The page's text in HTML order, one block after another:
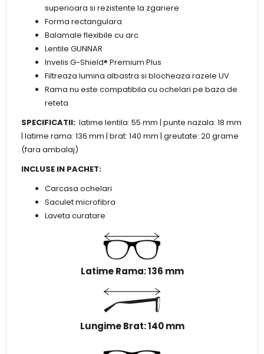
superioara si rezistente la zgariere
Forma rectangulara
Balamale flexibile cu arc
Lentile GUNNAR
Invelis G-Shield® Premium Plus
Filtreaza lumina albastra si blocheaza razele UV
Rama nu este compatibila cu ochelari pe baza de
reteta
SPECIFICATII: latime lentila: 55 mm | punte nazala: 18 mm
| latime rama: 136 mm | brat: 140 mm | greutate: 20 grame
(fara ambalaj)
INCLUSE IN PACHET:
Carcasa ochelari
Saculet microfibra
Laveta curatare
Latime Rama: 136 mm
Lungime Brat: 140 mm